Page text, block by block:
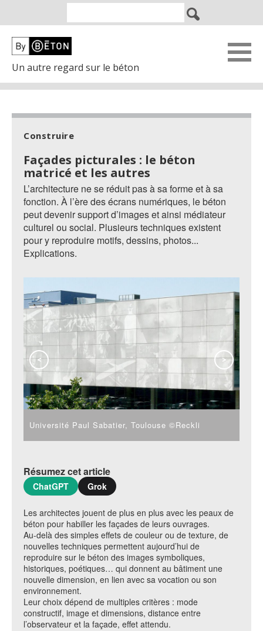
Un autre regard sur le béton
Construire
Façades picturales : le béton
matricé et les autres
L’architecture ne se réduit pas à sa forme et à sa
fonction. À l’ère des écrans numériques, le béton
peut devenir support d’images et ainsi médiateur
culturel ou social. Plusieurs techniques existent
pour y reproduire motifs, dessins, photos...
Explications.
Université Paul Sabatier, Toulouse ©Reckli
< >
Résumez cet article
ChatGPT Grok
Les architectes jouent de plus en plus avec les peaux de
béton pour habiller les façades de leurs ouvrages.
Au-delà des simples effets de couleur ou de texture, de
nouvelles techniques permettent aujourd’hui de
reproduire sur le béton des images symboliques,
historiques, poétiques… qui donnent au bâtiment une
nouvelle dimension, en lien avec sa vocation ou son
environnement.
Leur choix dépend de multiples critères : mode
constructif, image et dimensions, distance entre
l’observateur et la façade, effet attendu.